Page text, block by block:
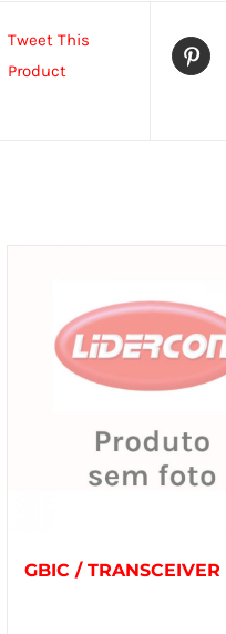
Tweet This
Product
GBIC / TRANSCEIVER